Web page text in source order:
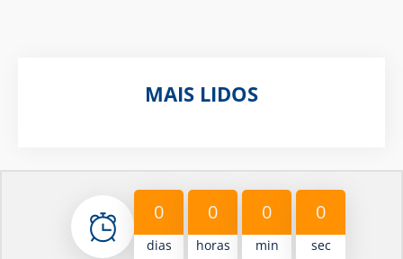
MAIS LIDOS
0
dias
0
horas
0
min
0
sec